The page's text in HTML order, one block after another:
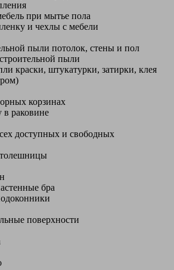
при мытье пола
и чехлы с мебели
пыли потолок, стены и пол
пыли
краски, штукатурки, затирки, клея
корзинах
раковине
доступных и свободных
бра
поверхности